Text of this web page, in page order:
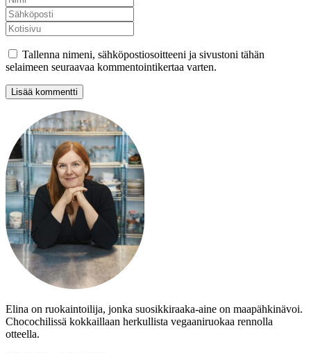
Tallenna nimeni, sähköpostiosoitteeni ja sivustoni tähän
selaimeen seuraavaa kommentointikertaa varten.
Elina on ruokaintoilija, jonka suosikkiraaka-aine on maapähkinävoi.
Chocochilissä kokkaillaan herkullista vegaaniruokaa rennolla
otteella.